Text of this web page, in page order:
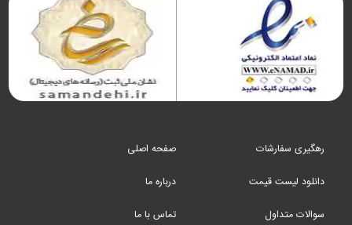
رهگیری سفارشات
دانلود لیست قیمت
سوالات متداول
صفحه اصلی
درباره ما
تماس با ما